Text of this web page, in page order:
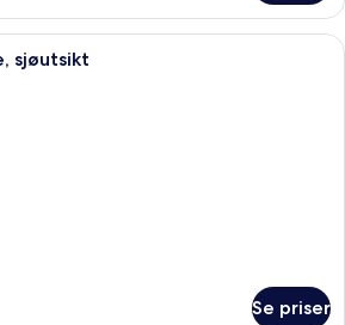
Tomannsrom – deluxe, sjøutsikt |
sjøutsikt
Se priser